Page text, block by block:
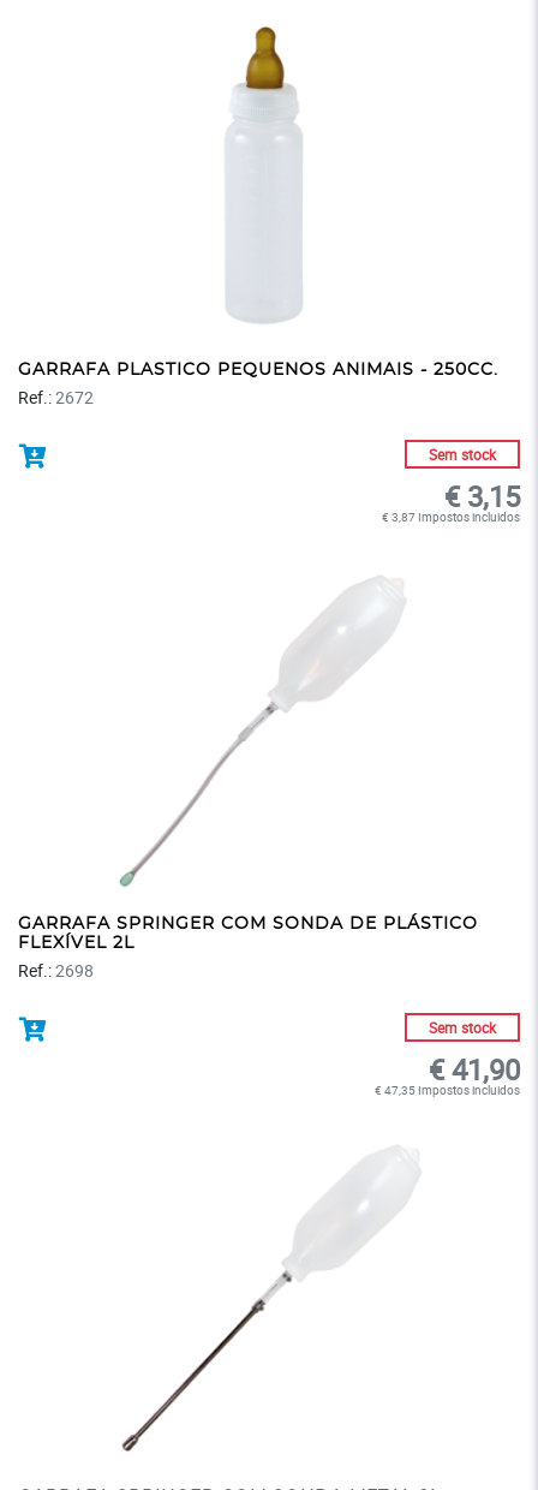
GARRAFA PLASTICO PEQUENOS ANIMAIS - 250CC.
Ref.:2672
Sem stock
€ 3,15
€ 3,87 Impostos incluidos
GARRAFA SPRINGER COM SONDA DE PLÁSTICO
FLEXÍVEL 2L
Ref.:2698
Sem stock
€ 41,90
€ 47,35 Impostos incluidos